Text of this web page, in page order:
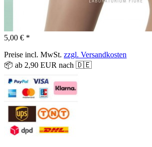
5,00 € *
Preise incl. MwSt. zzgl. Versandkosten
📦 ab 2,90 EUR nach 🇩🇪